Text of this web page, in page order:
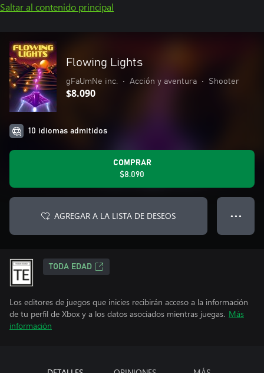
Saltar al contenido principal
Flowing Lights
gFaUmNe inc. • Acción y aventura • Shooter
$8.090
10 idiomas admitidos
COMPRAR
$8.090
AGREGAR A LA LISTA DE DESEOS ● ● ●
TODA EDAD
Los editores de juegos que inicies recibirán acceso a la información
de tu perfil de Xbox y a los datos asociados mientras juegas. Más
información